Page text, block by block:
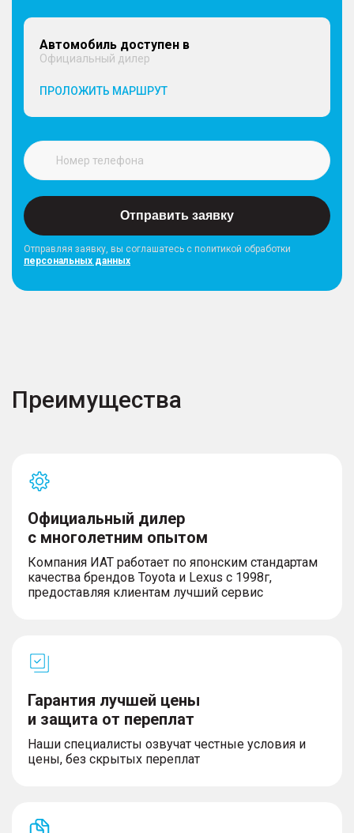
Автомобиль доступен в
Официальный дилер
ПРОЛОЖИТЬ МАРШРУТ
Отправить заявку
Отправляя заявку, вы соглашатесь с политикой обработки
персональных данных
Преимущества
Официальный дилер
с многолетним опытом
Компания ИАТ работает по японским стандартам
качества брендов Toyota и Lexus с 1998г,
предоставляя клиентам лучший сервис
Гарантия лучшей цены
и защита от переплат
Наши специалисты озвучат честные условия и
цены, без скрытых переплат